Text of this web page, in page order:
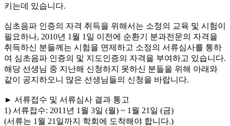
키는데 있습니다.
심초음파 인증의 자격 취득을 위해서는 소정의 교육 및 시험이
필요하나, 2010년 1월 1일 이전에 순환기 분과전문의 자격을
취득하신 분들께는 시험을 면제하고 소정의 서류심사를 통하
여 심초음파 인증의 및 지도인증의 자격을 부여하고 있습니다.
해당 선생님 중 지난해 신청하지 못하신 분들을 위해 아래와
같이 공지하오니 많은 선생님들의 신청을 바랍니다.
► 서류접수 및 서류심사 결과 통고
1) 서류접수: 2011년 1월 3일 (월) ~ 1월 21일 (금)
(서류는 1월 21일까지 학회에 도착해야 합니다.)